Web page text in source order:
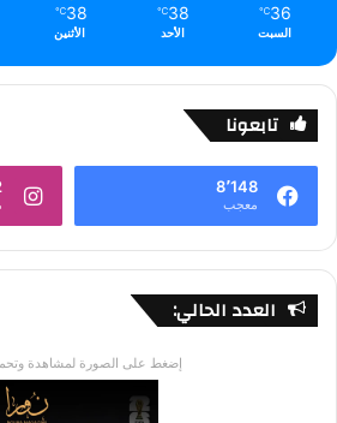
36
℃
السبت
38
℃
الأحد
38
℃
الأثنين
تابعونا
8٬148
معجب
العدد الحالي:
إضغط على الصورة لمشاهدة